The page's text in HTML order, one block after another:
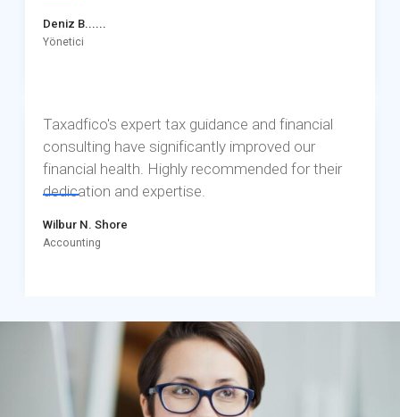
Deniz B......
Yönetici
Taxadfico's expert tax guidance and financial
consulting have significantly improved our
financial health. Highly recommended for their
dedication and expertise.
Wilbur N. Shore
Accounting